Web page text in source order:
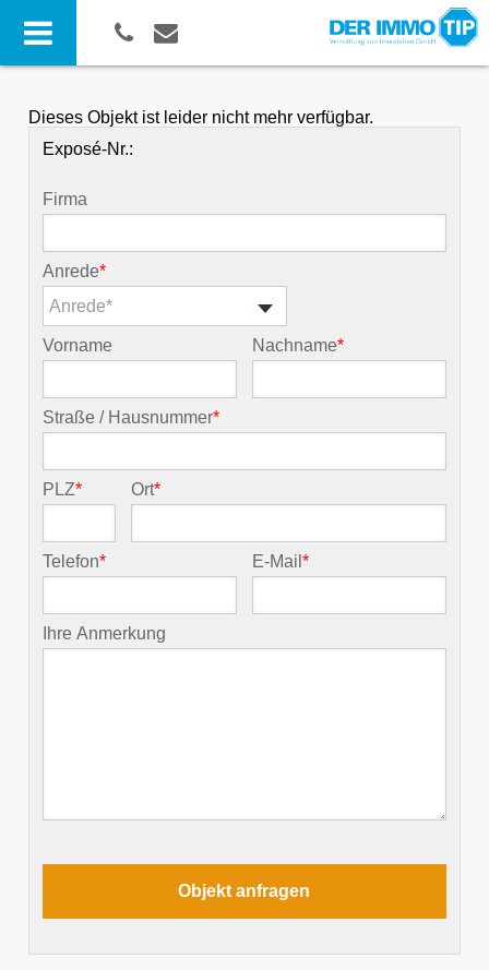
Dieses Objekt ist leider nicht mehr verfügbar.
Exposé-Nr.:
Firma
Anrede*
Anrede*
Vorname Nachname*
Straße / Hausnummer*
PLZ* Ort*
Telefon* E-Mail*
Ihre Anmerkung